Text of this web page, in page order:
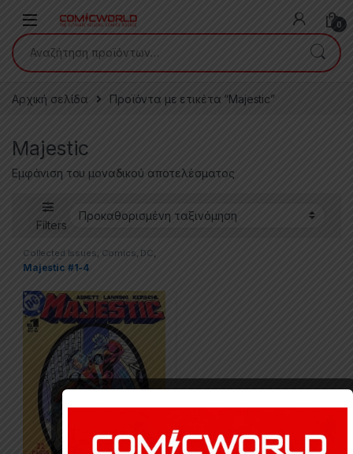
0
Αναζήτηση για:
Αρχική σελίδα Προϊόντα με ετικέτα “Majestic”
Majestic
Εμφάνιση του μοναδικού αποτελέσματος
Filters
Collected Issues, Comics, DC,
Limited Series
Majestic #1-4